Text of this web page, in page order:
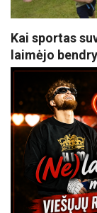
Kai sportas
laimėjo